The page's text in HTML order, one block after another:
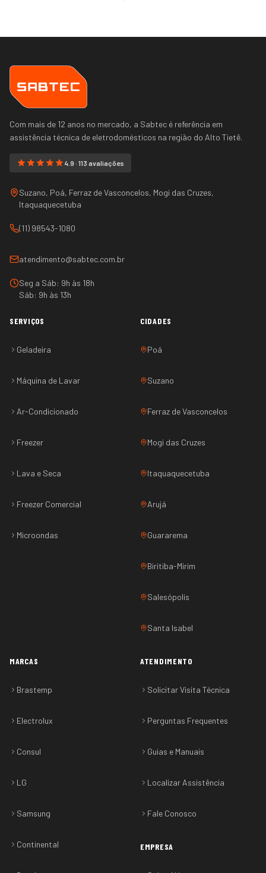
Com mais de 12 anos no mercado, a Sabtec é referência em
assistência técnica de eletrodomésticos na região do Alto Tietê.
4.9 · 113 avaliações
Suzano, Poá, Ferraz de Vasconcelos, Mogi das Cruzes,
Itaquaquecetuba
(11) 98543-1080
atendimento@sabtec.com.br
Seg a Sáb: 9h às 18h
Sáb: 9h às 13h
SERVIÇOS
Geladeira
Máquina de Lavar
Ar-Condicionado
Freezer
Lava e Seca
Freezer Comercial
Microondas
CIDADES
Poá
Suzano
Ferraz de Vasconcelos
Mogi das Cruzes
Itaquaquecetuba
Arujá
Guararema
Biritiba-Mirim
Salesópolis
Santa Isabel
MARCAS
Brastemp
Electrolux
Consul
LG
Samsung
Continental
ATENDIMENTO
Solicitar Visita Técnica
Perguntas Frequentes
Guias e Manuais
Localizar Assistência
Fale Conosco
EMPRESA